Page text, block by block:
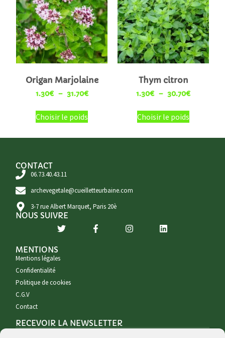
Origan Marjolaine
1.30€ – 31.70€
Choisir le poids
Thym citron
1.30€ – 30.70€
Choisir le poids
CONTACT
06.73.40.43.11
archevegetale@cueilletteurbaine.com
3-7 rue Albert Marquet, Paris 20è
NOUS SUIVRE
MENTIONS
Mentions légales
Confidentialité
Politique de cookies
C.G.V
Contact
RECEVOIR LA NEWSLETTER